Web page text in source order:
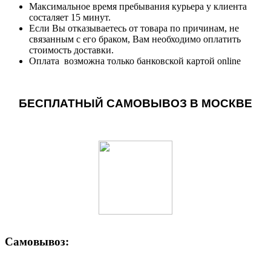
Максимальное время пребывания курьера у клиента
состаляет 15 минут.
Если Вы отказываетесь от товара по причинам, не
связанным с его браком, Вам необходимо оплатить
стоимость доставки.
Оплата возможна только банковской картой online
БЕСПЛАТНЫЙ САМОВЫВОЗ В МОСКВЕ
Самовывоз: